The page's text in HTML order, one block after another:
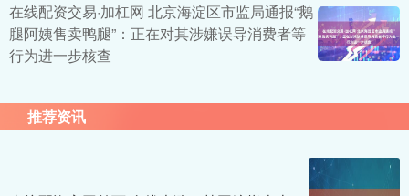
在线配资交易·加杠网 北京海淀区市监局通报“鹅
腿阿姨售卖鸭腿”：正在对其涉嫌误导消费者等
行为进一步核查
推荐资讯